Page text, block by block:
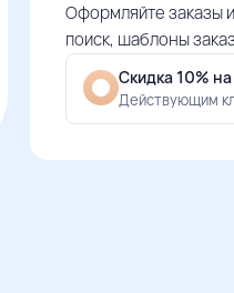
Оформляйте заказы
поиск, шаблоны
Скидка 10%
Действующим